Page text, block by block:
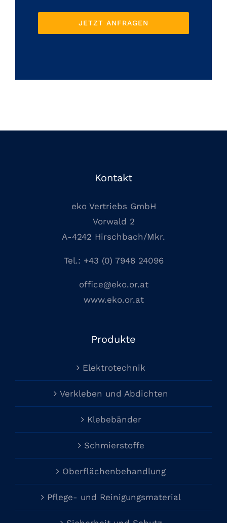
JETZT ANFRAGEN
Kontakt
eko Vertriebs GmbH
Vorwald 2
A-4242 Hirschbach/Mkr.
Tel.: +43 (0) 7948 24096
office@eko.or.at
www.eko.or.at
Produkte
Elektrotechnik
Verkleben und Abdichten
Klebebänder
Schmierstoffe
Oberflächenbehandlung
Pflege- und Reinigungsmaterial